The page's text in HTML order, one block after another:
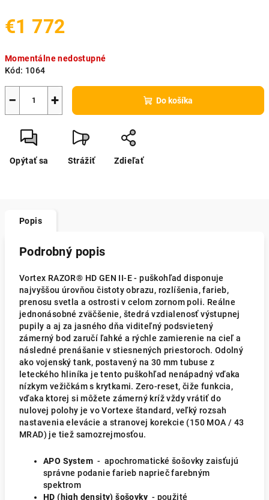
€1 772
cena:
Momentálne nedostupné
Kód: 1064
+
− Do košíka
Opýtať sa Strážiť Zdieľať
Popis
Podrobný popis
Vortex RAZOR® HD GEN II-E - puškohľad disponuje
najvyššou úrovňou čistoty obrazu, rozlíšenia, farieb,
prenosu svetla a ostrosti v celom zornom poli. Reálne
jednonásobné zväčšenie, štedrá vzdialenosť výstupnej
pupily a aj za jasného dňa viditeľný podsvietený
zámerný bod zaručí ľahké a rýchle zamierenie na cieľ a
následné prenášanie v stiesnených priestoroch. Odolný
ako vojenský tank, postavený na 30 mm tubuse z
leteckého hliníka je tento puškohľad nenápadný vďaka
nízkym vežičkám s krytkami. Zero-reset, čiže funkcia,
vďaka ktorej si môžete zámerný kríž vždy vrátiť do
nulovej polohy je vo Vortexe štandard, veľký rozsah
nastavenia elevácie a stranovej korekcie (150 MOA / 43
MRAD) je tiež samozrejmosťou.
APO System - apochromatické šošovky zaisťujú
správne podanie farieb naprieč farebným
spektrom
HD (high density) šošovky - použité